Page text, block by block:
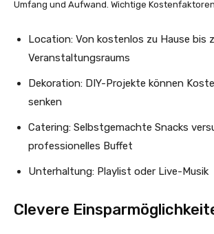
Umfang und Aufwand. Wichtige
Location: Von kostenlos zu Hause bis
Veranstaltungsraums
Dekoration: DIY-Projekte können
senken
Catering: Selbstgemachte Snacks
professionelles Buffet
Unterhaltung: Playlist oder Live-Musik
Clevere